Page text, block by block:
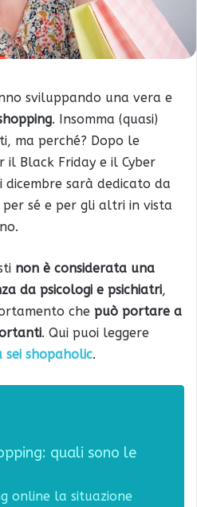
sviluppando una vera e
. Insomma (quasi)
ma perché? Dopo le
Black Friday e il Cyber
sarà dedicato da
sé e per gli altri in vista
non è considerata una
da psicologi e psichiatri,
che può portare a
. Qui puoi leggere
sei shopaholic.
quali sono le
online la situazione